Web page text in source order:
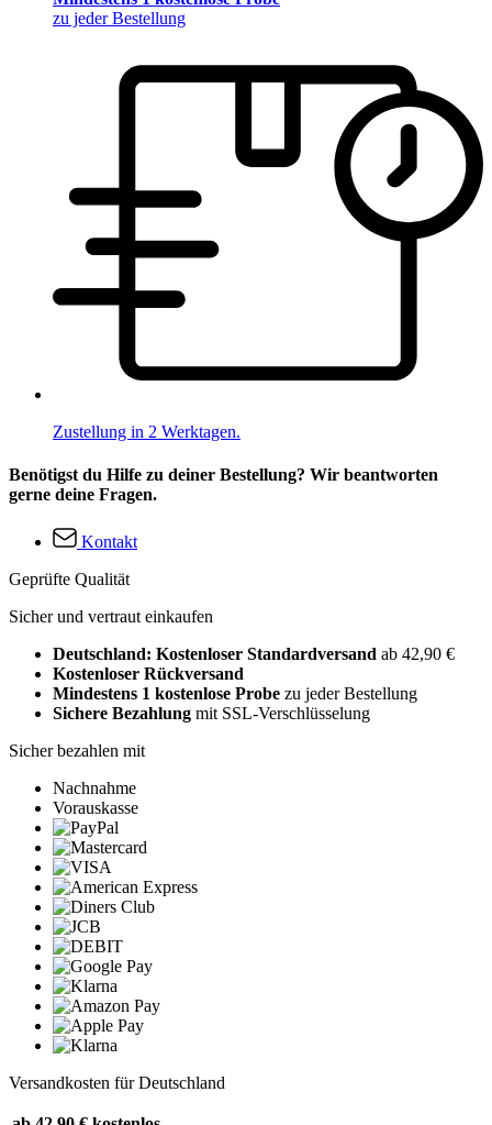
zu jeder Bestellung
Zustellung in 2 Werktagen.
Benötigst du Hilfe zu deiner Bestellung? Wir beantworten
gerne deine Fragen.
Kontakt
Geprüfte Qualität
Sicher und vertraut einkaufen
Deutschland: Kostenloser Standardversand ab 42,90 €
Kostenloser Rückversand
Mindestens 1 kostenlose Probe zu jeder Bestellung
Sichere Bezahlung mit SSL-Verschlüsselung
Sicher bezahlen mit
Nachnahme
Vorauskasse
Versandkosten für Deutschland